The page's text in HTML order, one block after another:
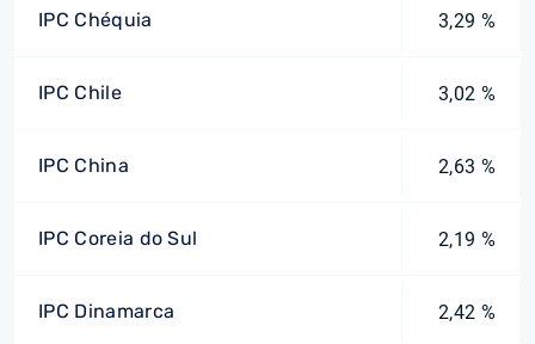
IPC Chéquia 3,29 %
IPC Chile 3,02 %
IPC China 2,63 %
IPC Coreia do Sul 2,19 %
IPC Dinamarca 2,42 %